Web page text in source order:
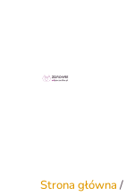
Strona główna /